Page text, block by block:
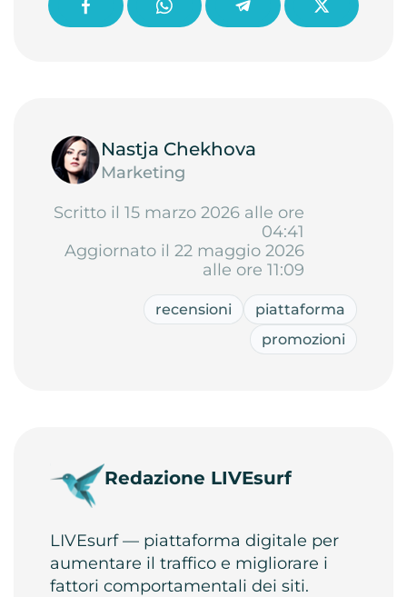
Nastja Chekhova
Marketing
Scritto il 15 marzo 2026 alle ore
04:41
Aggiornato il 22 maggio 2026
alle ore 11:09
recensioni
piattaforma
promozioni
Redazione LIVEsurf
LIVEsurf — piattaforma digitale per
aumentare il traffico e migliorare i
fattori comportamentali dei siti.